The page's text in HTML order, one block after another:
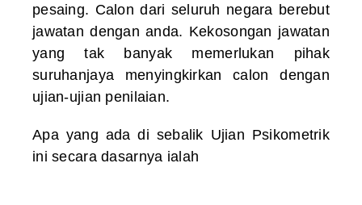
pesaing. Calon dari seluruh negara berebut
jawatan dengan anda. Kekosongan jawatan
yang tak banyak memerlukan pihak
suruhanjaya menyingkirkan calon dengan
ujian-ujian penilaian.
Apa yang ada di sebalik Ujian Psikometrik
ini secara dasarnya ialah